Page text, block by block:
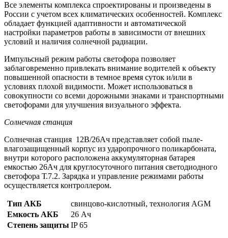
Все элементы комплекса спроектированы и произведены в
России с учетом всех климатических особенностей. Комплекс
обладает функцией адаптивности и автоматической
настройки параметров работы в зависимости от внешних
условий и наличия солнечной радиации.
Импульсный режим работы светофора позволяет
заблаговременно привлекать внимание водителей к объекту
повышенной опасности в темное время суток и/или в
условиях плохой видимости. Может использоваться в
совокупности со всеми дорожными знаками и транспортными
светофорами для улучшения визуального эффекта.
Солнечная станция
Солнечная станция 12В/26Ач представляет собой пыле-
влагозащищенный корпус из ударопрочного поликарбоната,
внутри которого расположена аккумуляторная батарея
емкостью 26Ач для круглосуточного питания светодиодного
светофора Т.7.2. Зарядка и управление режимами работы
осуществляется контроллером.
Тип АКБ
свинцово-кислотный, технология AGM
Емкость АКБ
26 Ач
Степень защиты IP 65